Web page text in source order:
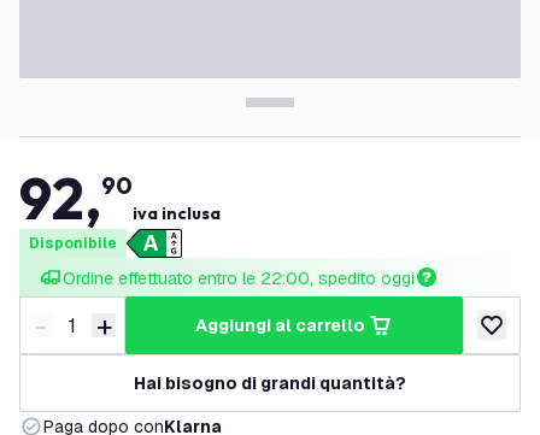
92,90
iva inclusa
Disponibile
Ordine effettuato entro le 22:00, spedito oggi
Riduci quantità
- Aumenta quantità
+ aggiungi al carrello
Hai bisogno di grandi quantità?
Paga dopo conKlarna